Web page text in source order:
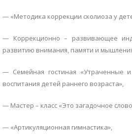
— «Методика коррекции сколиоза у
— Коррекционно – развивающее
развитию внимания, памяти и
— Семейная гостиная «Утраченные
воспитания детей раннего возраста»,
— Мастер – класс «Это загадочное
— «Артикуляционная гимнастика»,